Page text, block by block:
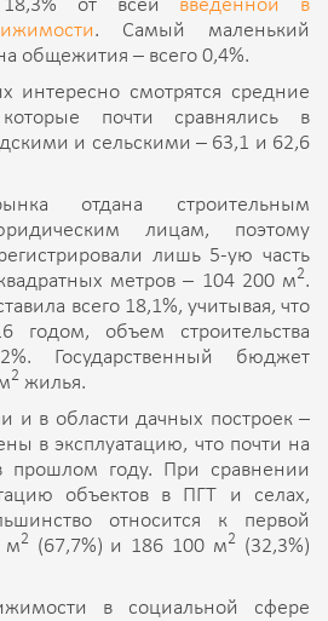
18,3% от всей введенной в
. Самый маленький
общежития – всего 0,4%.
интересно смотрятся средние
почти сравнялись в
и сельскими – 63,1 и 62,6
отдана строительным
лицам, поэтому
лишь 5-ую часть
метров – 104 200 м2.
всего 18,1%, учитывая, что
годом, объем строительства
Государственный бюджет
2 жилья.
и в области дачных построек –
в эксплуатацию, что почти на
году. При сравнении
объектов в ПГТ и селах,
относится к первой
м2(67,7%) и 186 100 м2
(32,3%)
в социальной сфере